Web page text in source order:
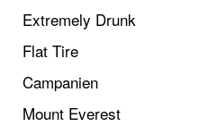
Extremely Drunk
Flat Tire
Campanien
Mount Everest